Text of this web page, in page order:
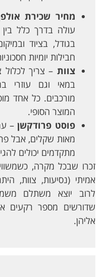
מחיר שכירת
בגודל, בציוד
חבילות יומיות
צוות – צריך
במאי וגם עוזרי
מורכבים. כל אחד
המוצר הסופי.
פוסט פרודקשן–
מאות שקלים, אבל
מתקדמים יכולים
זכרו שבכל מקרה,
אמיתי (נסיעות, צוות,
לרוב יוצא משתלם
שדורשים מספר רקעים
אליהן.